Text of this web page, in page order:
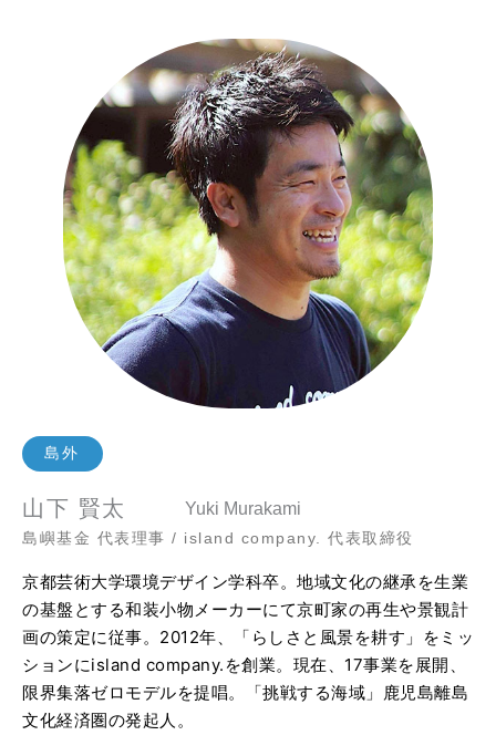
島外
山下 賢太 Yuki Murakami
島嶼基金 代表理事 / island company. 代表取締役
京都芸術大学環境デザイン学科卒。地域文化の継承を生業
の基盤とする和装小物メーカーにて京町家の再生や景観計
画の策定に従事。2012年、「らしさと風景を耕す」をミッ
ションにisland company.を創業。現在、17事業を展開、
限界集落ゼロモデルを提唱。「挑戦する海域」鹿児島離島
文化経済圏の発起人。